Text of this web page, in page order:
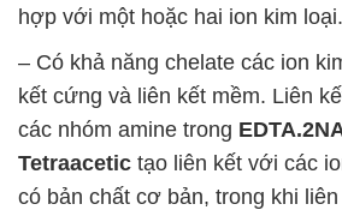
hợp với một hoặc hai ion kim loại.
– Có khả năng chelate các ion
kết cứng và liên kết mềm. Liên
các nhóm amine trong
Tetraacetic tạo liên kết với các
có bản chất cơ bản, trong khi